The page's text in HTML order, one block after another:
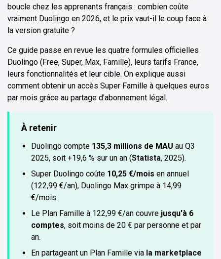
boucle chez les apprenants français : combien coûte
vraiment Duolingo en 2026, et le prix vaut-il le coup face à
la version gratuite ?
Ce guide passe en revue les quatre formules officielles
Duolingo (Free, Super, Max, Famille), leurs tarifs France,
leurs fonctionnalités et leur cible. On explique aussi
comment obtenir un accès Super Famille à quelques euros
par mois grâce au partage d'abonnement légal.
À retenir
Duolingo compte 135,3 millions de MAU au Q3
2025, soit +19,6 % sur un an (Statista, 2025).
Super Duolingo coûte 10,25 €/mois en annuel
(122,99 €/an), Duolingo Max grimpe à 14,99
€/mois.
Le Plan Famille à 122,99 €/an couvre jusqu'à 6
comptes, soit moins de 20 € par personne et par
an.
En partageant un Plan Famille via la marketplace